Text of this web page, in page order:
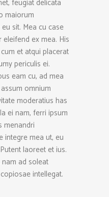
feugiat delicata
maiorum
sit. Mea cu case
ex mea. His
et atqui placerat
periculis ei.
eam cu, ad mea
omnium
moderatius has
ei nam, ferri ipsum
menandri
integre mea ut, eu
laoreet et ius.
ad soleat
intellegat.